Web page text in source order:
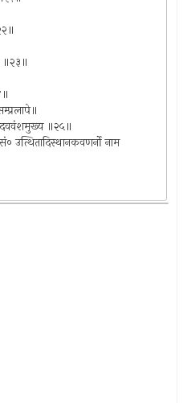
॥२३॥
॥२५॥
उत्थितादिस्थानकवणर्नो नाम